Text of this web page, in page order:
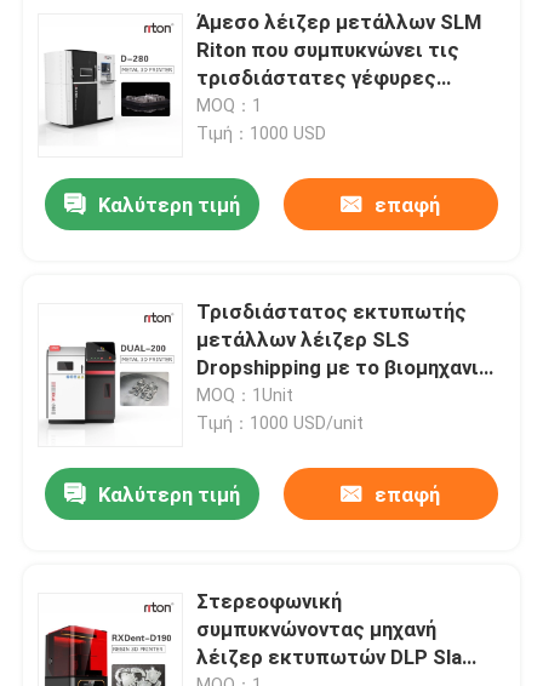
Προϊόντα
Σχετικά με εμάς
Γύρος εργοστασίων
επαφή
Όλες οι περιπτώσεις
Τρισδιάστατος εκτυπωτής μετάλλων λέιζερ
Οδοντικός τρισδιάστατος εκτυπωτής μετάλλων
Άμεσο λέιζερ μετάλλων SLM
Riton που συμπυκνώνει τις
τρισδιάστατες γέφυρες
κορωνών Meiting εκτυπωτών
για οδοντικό Laborator
MOQ：1
Τιμή：1000 USD
Καλύτερη τιμή επαφή
Τρισδιάστατος εκτυπωτής
μετάλλων λέιζερ SLS
Dropshipping με το βιομηχανικό
βαθμό 1300mm
συμπυκνώνοντας μηχανή
MOQ：1Unit
Τιμή：1000 USD/unit
Καλύτερη τιμή επαφή
Στερεοφωνική
συμπυκνώνοντας μηχανή
λέιζερ εκτυπωτών DLP Sla